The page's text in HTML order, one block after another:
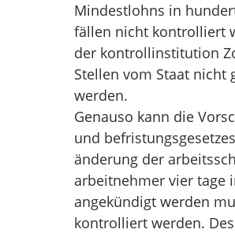
Mindestlohns in
fällen nicht kontrolliert
der kontrollinstitution
Stellen vom Staat nicht
werden.
Genauso kann die
und
änderung der
arbeitnehmer vier tage
angekündigt werden
kontrolliert werden.